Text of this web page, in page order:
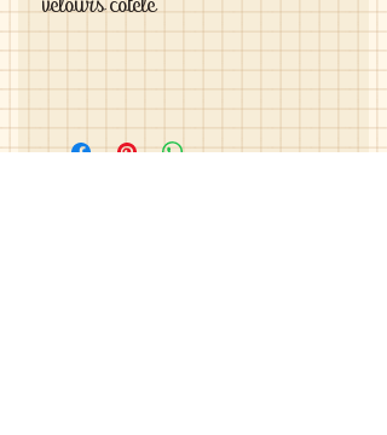
velours côtelé